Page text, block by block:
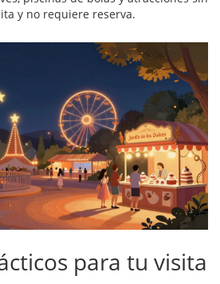
y no requiere reserva.
para tu visita